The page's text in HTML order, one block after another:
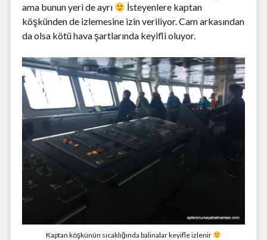
ama bunun yeri de ayrı
İsteyenlere kaptan
köşkünden de izlemesine izin veriliyor. Cam arkasından
da olsa kötü hava şartlarında keyifli oluyor.
Kaptan köşkünün sıcaklığında balinalar keyifle izlenir